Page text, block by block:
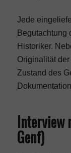
Jede
Begutachtung
Historiker.
Originalität
Zustand des
Interview
Genf)